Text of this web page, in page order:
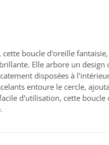
cette boucle d'oreille
Elle arbore un
disposées à
entoure le cercle,
d'utilisation, cette